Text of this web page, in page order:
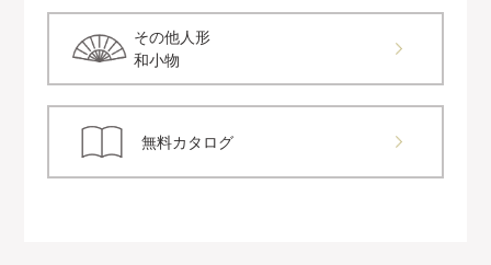
その他人形
和小物
無料カタログ